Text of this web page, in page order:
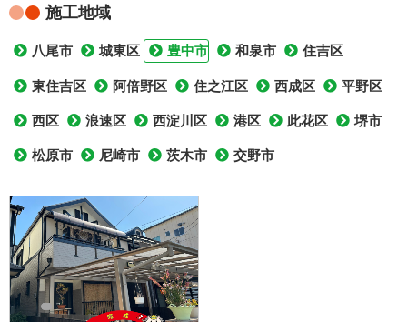
施工地域
八尾市 城東区 豊中市 和泉市 住吉区
東住吉区 阿倍野区 住之江区 西成区 平野区
西区 浪速区 西淀川区 港区 此花区 堺市
松原市 尼崎市 茨木市 交野市